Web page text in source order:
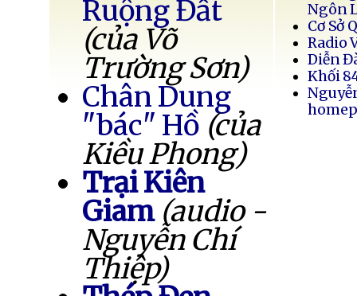
Ruộng Đất
(của Võ
Trường Sơn)
Chân Dung
"bác" Hồ (của
Kiều Phong)
Trại Kiên
Giam (audio -
Nguyễn Chí
Thiệp)
Ngôn
Cơ Sở
Radio
Diễn
Khối